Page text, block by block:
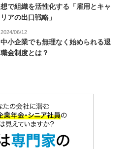
想で組織を活性化する「雇用とキャ
リアの出口戦略」
2024/06/12
中小企業でも無理なく始められる退
職金制度とは？